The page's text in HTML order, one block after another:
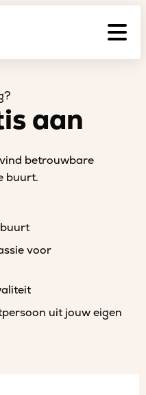
aan
betrouwbare
buurt.
voor
uit jouw eigen